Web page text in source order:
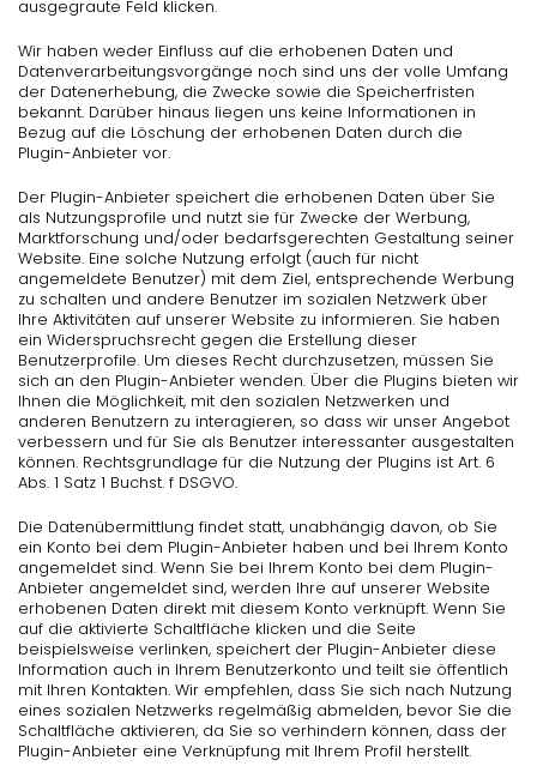
ausgegraute Feld klicken.
Wir haben weder Einfluss auf die erhobenen Daten und
Datenverarbeitungsvorgänge noch sind uns der volle Umfang
der Datenerhebung, die Zwecke sowie die Speicherfristen
bekannt. Darüber hinaus liegen uns keine Informationen in
Bezug auf die Löschung der erhobenen Daten durch die
Plugin-Anbieter vor.
Der Plugin-Anbieter speichert die erhobenen Daten über Sie
als Nutzungsprofile und nutzt sie für Zwecke der Werbung,
Marktforschung und/oder bedarfsgerechten Gestaltung seiner
Website. Eine solche Nutzung erfolgt (auch für nicht
angemeldete Benutzer) mit dem Ziel, entsprechende Werbung
zu schalten und andere Benutzer im sozialen Netzwerk über
Ihre Aktivitäten auf unserer Website zu informieren. Sie haben
ein Widerspruchsrecht gegen die Erstellung dieser
Benutzerprofile. Um dieses Recht durchzusetzen, müssen Sie
sich an den Plugin-Anbieter wenden. Über die Plugins bieten wir
Ihnen die Möglichkeit, mit den sozialen Netzwerken und
anderen Benutzern zu interagieren, so dass wir unser Angebot
verbessern und für Sie als Benutzer interessanter ausgestalten
können. Rechtsgrundlage für die Nutzung der Plugins ist Art. 6
Abs. 1 Satz 1 Buchst. f DSGVO.
Die Datenübermittlung findet statt, unabhängig davon, ob Sie
ein Konto bei dem Plugin-Anbieter haben und bei Ihrem Konto
angemeldet sind. Wenn Sie bei Ihrem Konto bei dem Plugin-
Anbieter angemeldet sind, werden Ihre auf unserer Website
erhobenen Daten direkt mit diesem Konto verknüpft. Wenn Sie
auf die aktivierte Schaltfläche klicken und die Seite
beispielsweise verlinken, speichert der Plugin-Anbieter diese
Information auch in Ihrem Benutzerkonto und teilt sie öffentlich
mit Ihren Kontakten. Wir empfehlen, dass Sie sich nach Nutzung
eines sozialen Netzwerks regelmäßig abmelden, bevor Sie die
Schaltfläche aktivieren, da Sie so verhindern können, dass der
Plugin-Anbieter eine Verknüpfung mit Ihrem Profil herstellt.